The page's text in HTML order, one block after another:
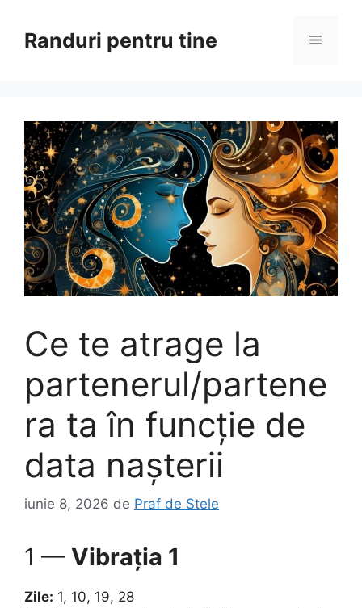
conținutRanduri pentru tine Meniu
Ce te atrage la
partenerul/partene
ra ta în funcție de
data nașterii
iunie 8, 2026 de Praf de Stele
1 — Vibrația 1
Zile: 1, 10, 19, 28